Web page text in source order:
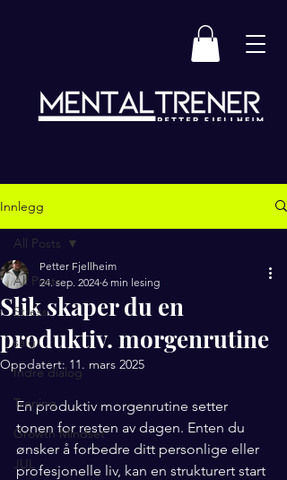
Innlegg
All Posts
Stress
salg
Indre dialog
Trening
Growth Mindset
JUL
All Posts
Slik skaper du en
produktiv. morgenrutine
Petter Fjellheim
24. sep. 2024 6 min lesing
Oppdatert: 11. mars 2025
En produktiv morgenrutine setter
tonen for resten av dagen. Enten du
ønsker å forbedre ditt personlige eller
profesjonelle liv, kan en strukturert start